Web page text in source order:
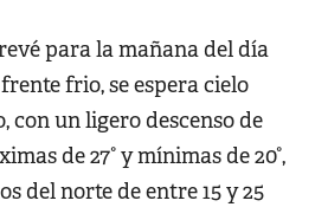
para la mañana del día
frio, se espera cielo
con un ligero descenso de
de 27° y mínimas de 20°,
del norte de entre 15 y 25